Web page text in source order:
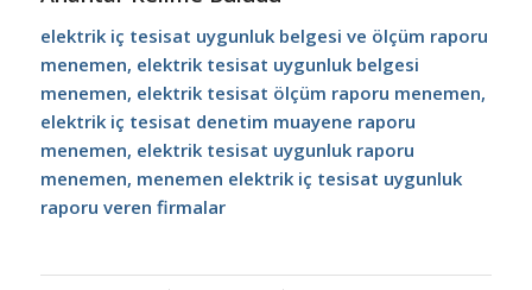
elektrik iç tesisat uygunluk belgesi ve ölçüm raporu
menemen, elektrik tesisat uygunluk belgesi
menemen, elektrik tesisat ölçüm raporu menemen,
elektrik iç tesisat denetim muayene raporu
menemen, elektrik tesisat uygunluk raporu
menemen, menemen elektrik iç tesisat uygunluk
raporu veren firmalar